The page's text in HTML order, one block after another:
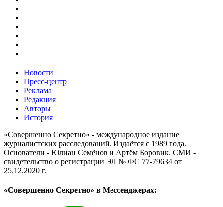
Новости
Пресс-центр
Реклама
Редакция
Авторы
История
«Совершенно Секретно» - международное издание
журналистских расследований. Издаётся с 1989 года.
Основатели - Юлиан Семёнов и Артём Боровик. CМИ -
свидетельство о регистрации ЭЛ № ФС 77-79634 от
25.12.2020 г.
«Совершенно Секретно» в Мессенджерах: